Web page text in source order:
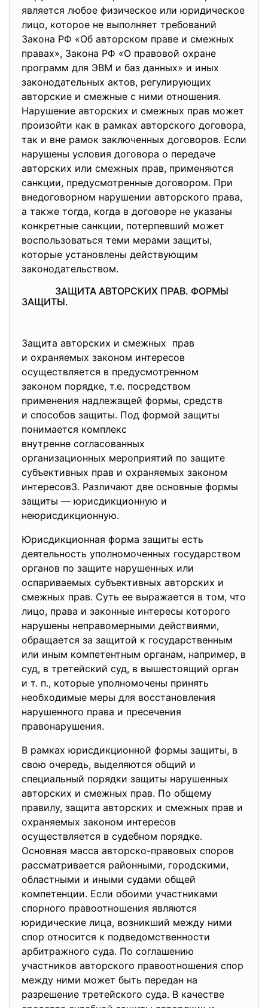
является любое физическое или юридическое
лицо, которое не выполняет требований
Закона РФ «Об авторском праве и смежных
правах», Закона РФ «О правовой охране
программ для ЭВМ и баз данных» и иных
законодательных актов, регулирующих
авторские и смежные с ними отношения.
Нарушение авторских и смежных прав может
произойти как в рамках авторского договора,
так и вне рамок заключенных договоров. Если
нарушены условия договора о передаче
авторских или смежных прав, применяются
санкции, предусмотренные договором. При
внедоговорном нарушении авторского права,
а также тогда, когда в договоре не указаны
конкретные санкции, потерпевший может
воспользоваться теми мерами защиты,
которые установлены действующим
законодательством.
ЗАЩИТА АВТОРСКИХ ПРАВ. ФОРМЫ
ЗАЩИТЫ.
Защита авторских и смежных прав
и охраняемых законом интересов
осуществляется в предусмотренном
законом порядке, т.е. посредством
применения надлежащей формы, средств
и способов защиты. Под формой защиты
понимается комплекс
внутренне согласованных
организационных мероприятий по защите
субъективных прав и охраняемых законом
интересов3. Различают две основные формы
защиты — юрисдикционную и
неюрисдикционную.
Юрисдикционная форма защиты есть
деятельность уполномоченных государством
органов по защите нарушенных или
оспариваемых субъективных авторских и
смежных прав. Суть ее выражается в том, что
лицо, права и законные интересы которого
нарушены неправомерными действиями,
обращается за защитой к государственным
или иным компетентным органам, например, в
суд, в третейский суд, в вышестоящий орган
и т. п., которые уполномочены принять
необходимые меры для восстановления
нарушенного права и пресечения
правонарушения.
В рамках юрисдикционной формы защиты, в
свою очередь, выделяются общий и
специальный порядки защиты нарушенных
авторских и смежных прав. По общему
правилу, защита авторских и смежных прав и
охраняемых законом интересов
осуществляется в судебном порядке.
Основная масса авторско-правовых споров
рассматривается районными, городскими,
областными и иными судами общей
компетенции. Если обоими участниками
спорного правоотношения являются
юридические лица, возникший между ними
спор относится к подведомственности
арбитражного суда. По соглашению
участников авторского правоотношения спор
между ними может быть передан на
разрешение третейского суда. В качестве